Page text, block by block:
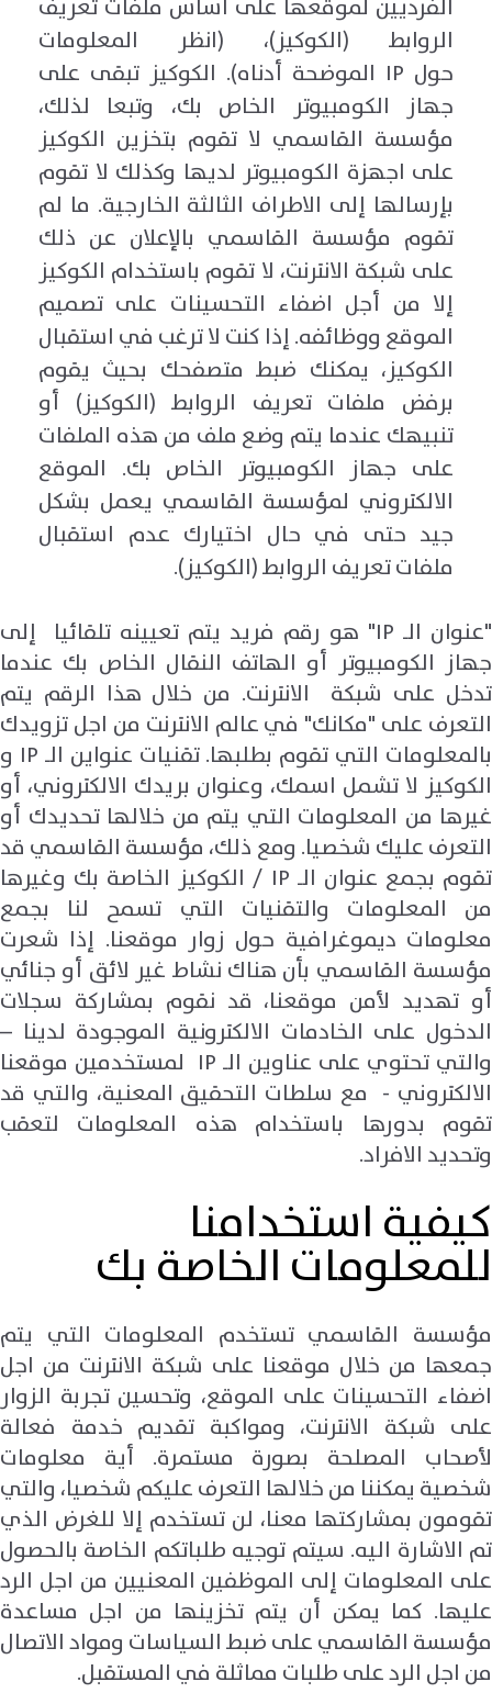
الفرديين لموقعها على اساس ملفات تعريف
الروابط (الكوكيز)، (انظر المعلومات
حول IP الموضحة أدناه). الكوكيز تبقى على
جهاز الكومبيوتر الخاص بك، وتبعا لذلك،
مؤسسة القاسمي لا تقوم بتخزين الكوكيز
على اجهزة الكومبيوتر لديها وكذلك لا تقوم
بإرسالها إلى الاطراف الثالثة الخارجية. ما لم
تقوم مؤسسة القاسمي بالإعلان عن ذلك
على شبكة الانترنت، لا تقوم باستخدام الكوكيز
إلا من أجل اضفاء التحسينات على تصميم
الموقع ووظائفه. إذا كنت لا ترغب في استقبال
الكوكيز، يمكنك ضبط متصفحك بحيث يقوم
برفض ملفات تعريف الروابط (الكوكيز) أو
تنبيهك عندما يتم وضع ملف من هذه الملفات
على جهاز الكومبيوتر الخاص بك. الموقع
الالكتروني لمؤسسة القاسمي يعمل بشكل
جيد حتى في حال اختيارك عدم استقبال
ملفات تعريف الروابط (الكوكيز).
"عنوان الـ IP" هو رقم فريد يتم تعيينه تلقائيا إلى
جهاز الكومبيوتر أو الهاتف النقال الخاص بك عندما
تدخل على شبكة الانترنت. من خلال هذا الرقم يتم
التعرف على "مكانك" في عالم الانترنت من اجل تزويدك
بالمعلومات التي تقوم بطلبها. تقنيات عنواين الـ IP و
الكوكيز لا تشمل اسمك، وعنوان بريدك الالكتروني، أو
غيرها من المعلومات التي يتم من خلالها تحديدك أو
التعرف عليك شخصيا. ومع ذلك، مؤسسة القاسمي قد
تقوم بجمع عنوان الـ IP / الكوكيز الخاصة بك وغيرها
من المعلومات والتقنيات التي تسمح لنا بجمع
معلومات ديموغرافية حول زوار موقعنا. إذا شعرت
مؤسسة القاسمي بأن هناك نشاط غير لائق أو جنائي
أو تهديد لأمن موقعنا، قد نقوم بمشاركة سجلات
الدخول على الخادمات الالكترونية الموجودة لدينا –
والتي تحتوي على عناوين الـ IP لمستخدمين موقعنا
الالكتروني - مع سلطات التحقيق المعنية، والتي قد
تقوم بدورها باستخدام هذه المعلومات لتعقب
وتحديد الافراد.
كيفية استخدامنا
للمعلومات الخاصة بك
مؤسسة القاسمي تستخدم المعلومات التي يتم
جمعها من خلال موقعنا على شبكة الانترنت من اجل
اضفاء التحسينات على الموقع، وتحسين تجربة الزوار
على شبكة الانترنت، ومواكبة تقديم خدمة فعالة
لأصحاب المصلحة بصورة مستمرة. أية معلومات
شخصية يمكننا من خلالها التعرف عليكم شخصيا، والتي
تقومون بمشاركتها معنا، لن تستخدم إلا للغرض الذي
تم الاشارة اليه. سيتم توجيه طلباتكم الخاصة بالحصول
على المعلومات إلى الموظفين المعنيين من اجل الرد
عليها. كما يمكن أن يتم تخزينها من اجل مساعدة
مؤسسة القاسمي على ضبط السياسات ومواد الاتصال
من اجل الرد على طلبات مماثلة في المستقبل.